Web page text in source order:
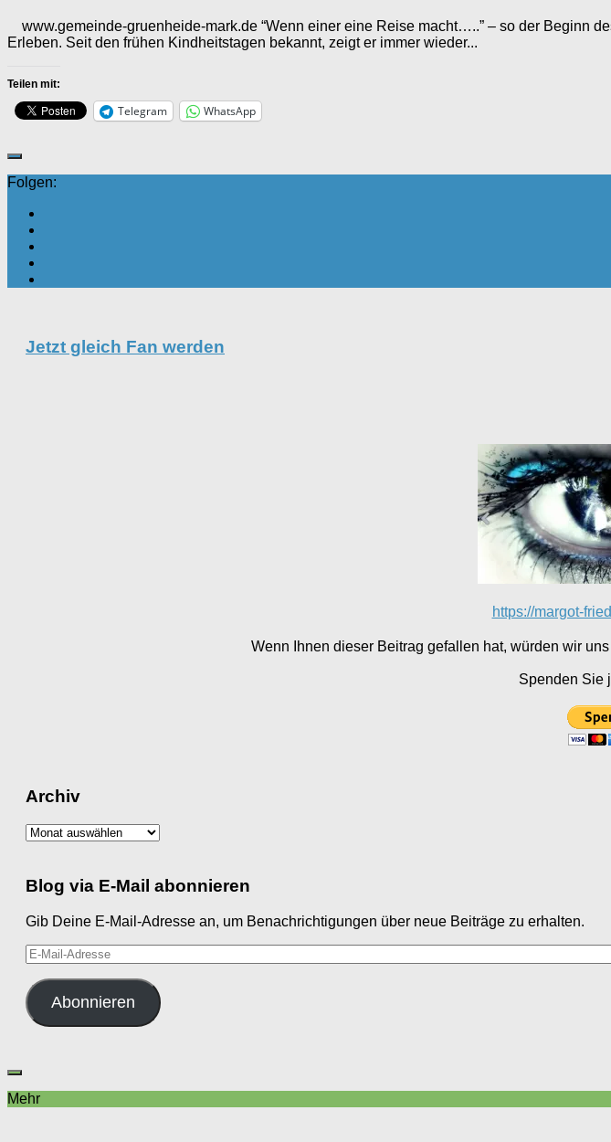
www.gemeinde-gruenheide-mark.de “Wenn einer eine Reise macht…..” – so der Beginn
Erleben. Seit den frühen Kindheitstagen bekannt, zeigt er immer wieder...
Teilen mit:
Telegram WhatsApp
Folgen:
Jetzt gleich Fan werden
https://margot-
Wenn Ihnen dieser Beitrag gefallen hat, würden wir
Spenden Sie
Archiv
Archiv
Blog via E-Mail abonnieren
Gib Deine E-Mail-Adresse an, um Benachrichtigungen über neue Beiträge zu erhalten.
E-
Mail-
Adresse
Abonnieren
Mehr